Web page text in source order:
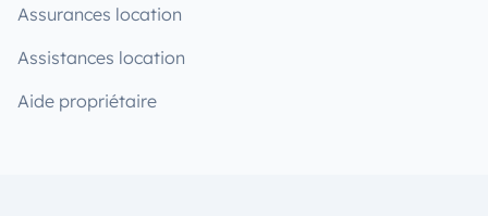
Assurances location
Assistances location
Aide propriétaire